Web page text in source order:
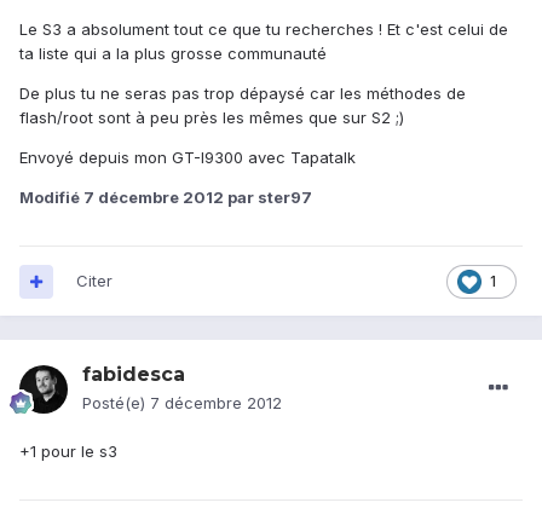
Le S3 a absolument tout ce que tu recherches ! Et c'est celui de
ta liste qui a la plus grosse communauté
De plus tu ne seras pas trop dépaysé car les méthodes de
flash/root sont à peu près les mêmes que sur S2 ;)
Envoyé depuis mon GT-I9300 avec Tapatalk
Modifié 7 décembre 2012 par ster97
1
Citer
fabidesca
Posté(e) 7 décembre 2012
+1 pour le s3